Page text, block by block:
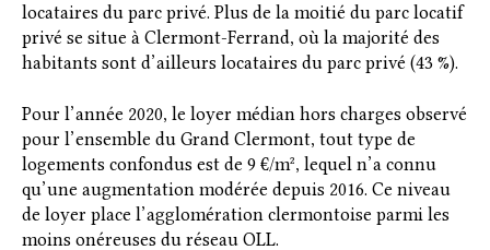
locataires du parc privé. Plus de la moitié du parc locatif
privé se situe à Clermont-Ferrand, où la majorité des
habitants sont d’ailleurs locataires du parc privé (43 %).
Pour l’année 2020, le loyer médian hors charges observé
pour l’ensemble du Grand Clermont, tout type de
logements confondus est de 9 €/m², lequel n’a connu
qu’une augmentation modérée depuis 2016. Ce niveau
de loyer place l’agglomération clermontoise parmi les
moins onéreuses du réseau OLL.